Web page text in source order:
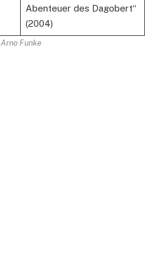
Abenteuer des Dagobert“
(2004)
Arno Funke